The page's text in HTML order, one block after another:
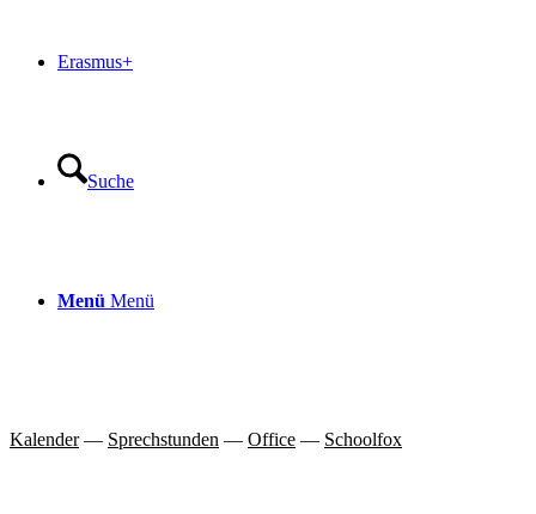
Erasmus+
Suche
Menü Menü
Kalender— Sprechstunden — Office — Schoolfox